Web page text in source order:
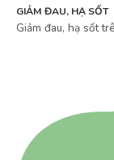
GIẢM ĐAU, HẠ SỐT
Giảm đau, hạ sốt